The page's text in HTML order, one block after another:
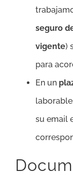
seguro
vigente)
para
En un
su email